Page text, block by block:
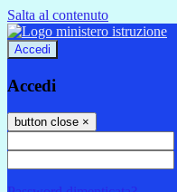
Salta al contenuto
Accedi
Accedi
button close ×